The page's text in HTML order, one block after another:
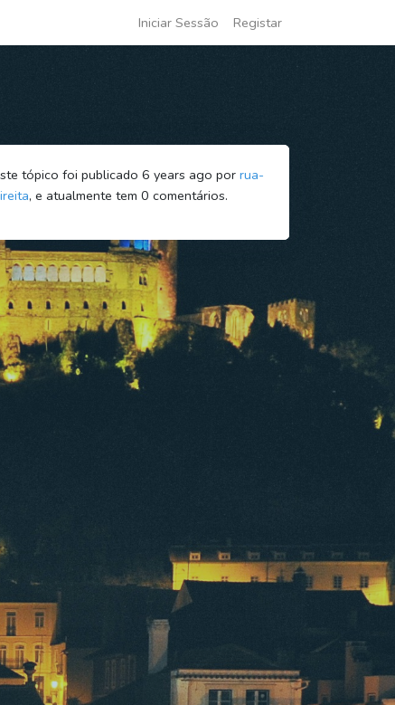
Iniciar Sessão Registar
tópico foi publicado 6 years ago por rua-
, e atualmente tem 0 comentários.